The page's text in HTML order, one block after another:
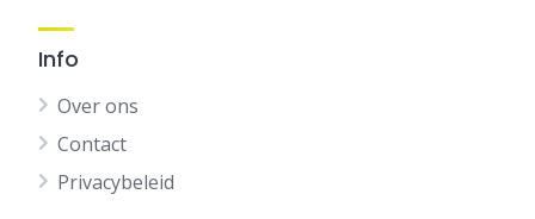
Info
Over ons
Contact
Privacybeleid